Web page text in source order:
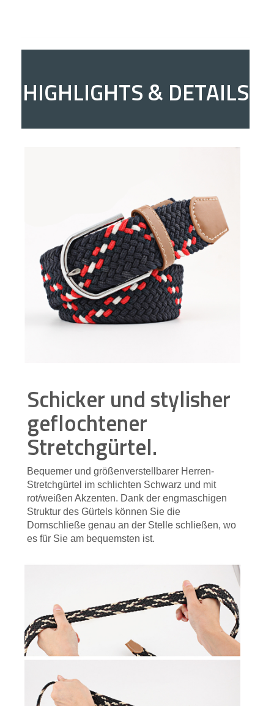
HIGHLIGHTS & DETAILS
Schicker und stylisher
geflochtener
Stretchgürtel.
Bequemer und größenverstellbarer Herren-
Stretchgürtel im schlichten Schwarz und mit
rot/weißen Akzenten. Dank der engmaschigen
Struktur des Gürtels können Sie die
Dornschließe genau an der Stelle schließen, wo
es für Sie am bequemsten ist.